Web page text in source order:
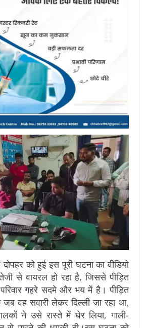
को हुई इस पूरी घटना का वीडियो
से वायरल हो रहा है, जिससे पीड़ित
गहरे सदमे और भय में है। पीड़ित
वह सवारी लेकर दिल्ली जा रहा था,
ने उसे रास्ते में घेर लिया, गाली-